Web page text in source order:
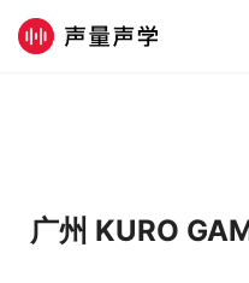
广州 KURO